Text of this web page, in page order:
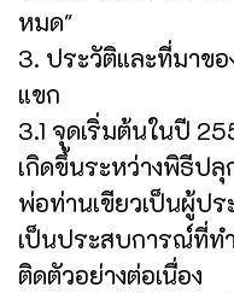
หมด"
3. ประวัติและที่มาข
แขก
3.1 จุดเริ่มต้นในปี
เกิดขึ้นระหว่างพิธีปลุ
พ่อท่านเขียวเป็นผู้ป
เป็นประสบการณ์ที่ท
ติดตัวอย่างต่อเนื่อง